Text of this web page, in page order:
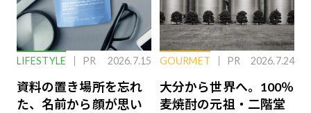
LIFESTYLE PR 2026.7.15
資料の置き場所を忘れ
た、名前から顔が思い
GOURMET PR 2026.7.24
大分から世界へ。100％
麦焼酎の元祖・二階堂